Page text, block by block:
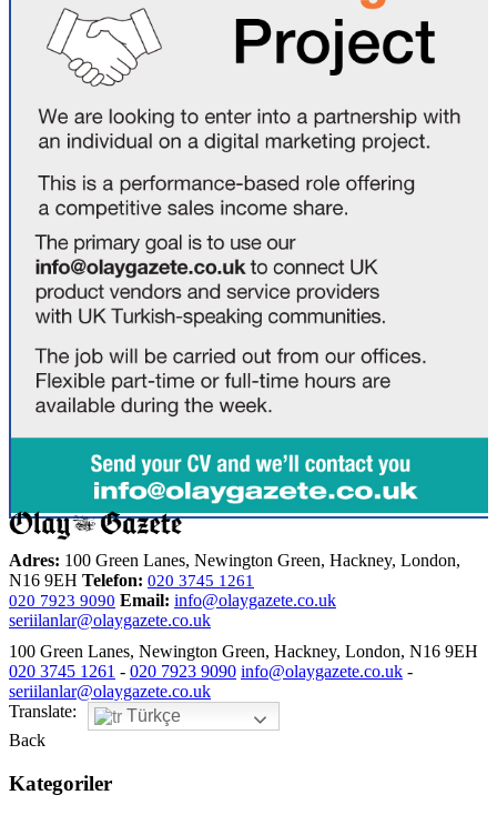
Adres: 100 Green Lanes, Newington Green, Hackney, London,
N16 9EH Telefon: 020 3745 1261
020 7923 9090 Email: info@olaygazete.co.uk
seriilanlar@olaygazete.co.uk
100 Green Lanes, Newington Green, Hackney, London, N16 9EH
020 3745 1261 - 020 7923 9090 info@olaygazete.co.uk -
seriilanlar@olaygazete.co.uk
Translate:
Türkçe
Back
Kategoriler